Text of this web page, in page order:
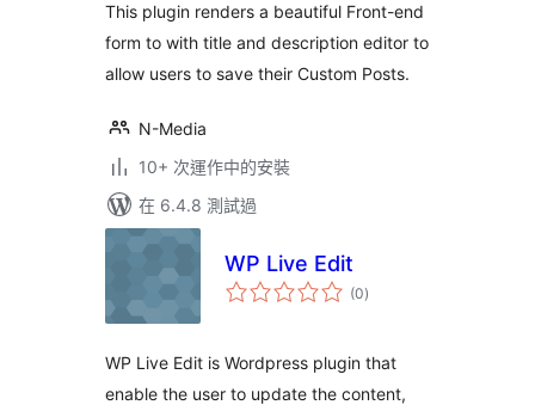
This plugin renders a beautiful Front-end
form to with title and description editor to
allow users to save their Custom Posts.
N-Media
10+ 次運作中的安裝
在 6.4.8 測試過
WP Live Edit
(0總
評)
WP Live Edit is Wordpress plugin that
enable the user to update the content,